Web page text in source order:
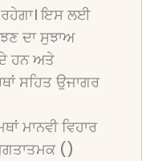
ਰਹੇਗਾ। ਇਸ ਲਈ
ਦਾ ਸੁਝਾਅ
ਹਨ ਅਤੇ
ਸਹਿਤ ਉਜਾਗਰ
ਮਾਨਵੀ ਵਿਹਾਰ
()